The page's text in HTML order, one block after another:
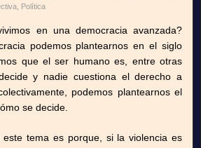
Política
en una democracia avanzada?
podemos plantearnos en el siglo
que el ser humano es, entre otras
y nadie cuestiona el derecho a
podemos plantearnos el
se decide.
este tema es porque, si la violencia es